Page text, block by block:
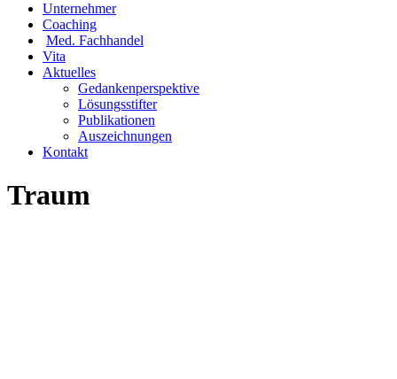
Unternehmer
Coaching
Med. Fachhandel
Vita
Aktuelles
Gedankenperspektive
Lösungsstifter
Publikationen
Auszeichnungen
Kontakt
Traum